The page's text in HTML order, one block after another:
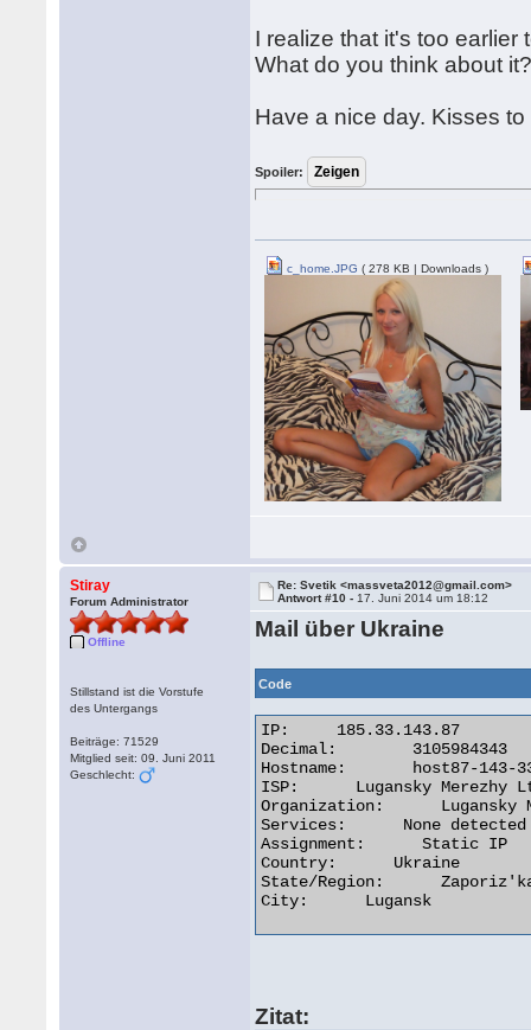
I realize that it's too earlier
What do you think about
Have a nice day. Kisses
Spoiler:
c_home.JPG ( 278 KB | Downloads )
Stiray
Forum Administrator
Offline
Stillstand ist die Vorstufe
des Untergangs
Beiträge: 71529
Mitglied seit: 09. Juni 2011
Geschlecht:
Re: Svetik <massveta2012@gmail.com>
Antwort #10 - 17. Juni 2014 um 18:12
Mail über Ukraine
Code
IP:	185.33.143.87
Decimal:	3105984343
Hostname:	host87-143-33-185.lds.net.ua
ISP:      Lugansky Merezhy
Organization:      Lugansky
Services:      None detected
Assignment:      Static IP
Country:      Ukraine
State/Region:
City:      Lugansk
Zitat: